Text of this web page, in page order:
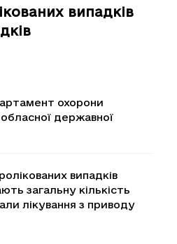
випадків
охорони
обласної державної
випадків
загальну кількість
лікування з приводу